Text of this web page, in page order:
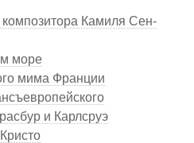
Камиля Сен-
море
мима Франции
и Карлсруэ